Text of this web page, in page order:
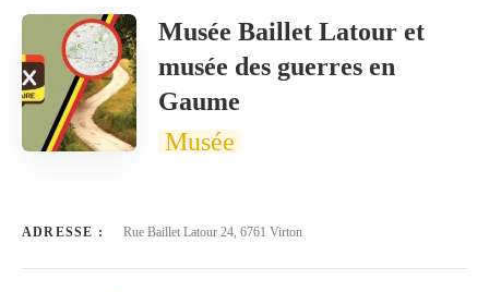
Musée Baillet Latour et
musée des guerres en
Gaume
Musée
ADRESSE : Rue Baillet Latour 24, 6761 Virton